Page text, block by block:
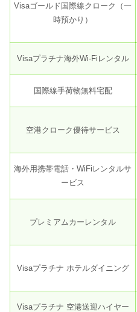
Visaゴールド国際線クローク（一
時預かり）
Visaプラチナ海外Wi-Fiレンタル
国際線手荷物無料宅配
空港クローク優待サービス
海外用携帯電話・WiFiレンタルサ
ービス
プレミアムカーレンタル
Visaプラチナ ホテルダイニング
Visaプラチナ 空港送迎ハイヤー